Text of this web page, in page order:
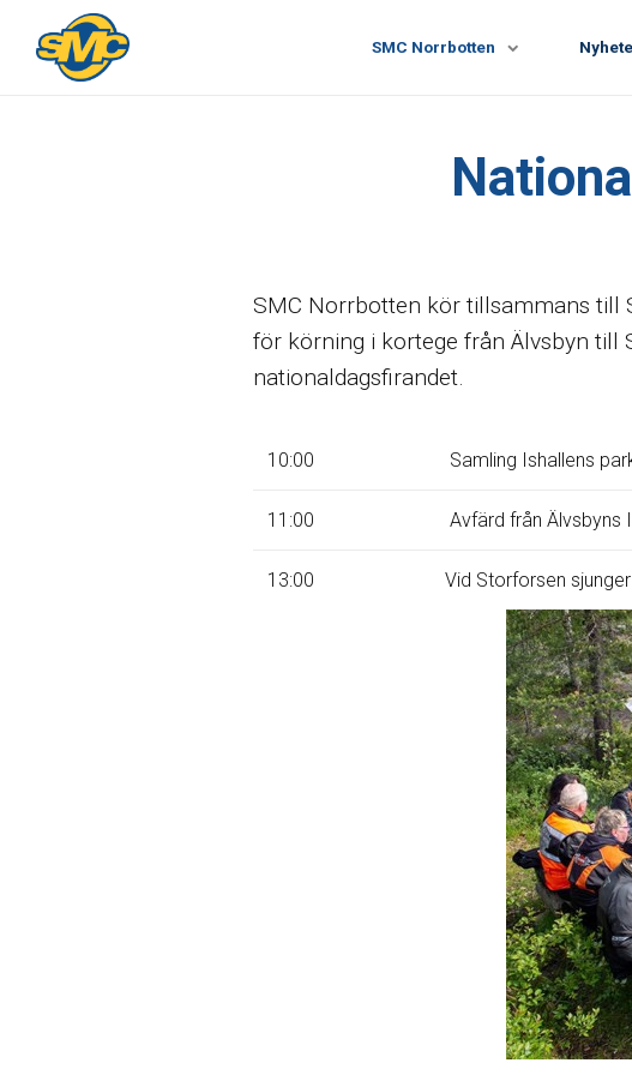
SMC Norrbotten
SMC Norrbotten kör tillsammans till
för körning i kortege från Älvsbyn
nationaldagsfirandet.
10:00 Samling Ishallens
11:00 Avfärd från Älvsbyns
13:00 Vid Storforsen